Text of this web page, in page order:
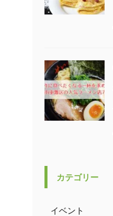
カテゴリー
イベント